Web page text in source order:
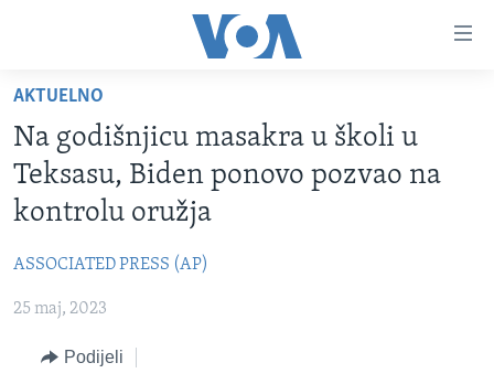
glavni
sadržaj
Pređi
na
glavnu
Idi
na
pretragu
TV PROGRAM
VIDEO
FOTOGRAFIJE DANA
SJEDINJENE AMERIČKE DRŽAVE
BOSNA I HERCEGOVINA
SVIJET
NAUKA I TEHNOLOGIJA
SPECIJALNI PROJEKTI
KORUPCIJA
AKTUELNO
Na godišnjicu masakra u školi u
Teksasu, Biden ponovo pozvao na
kontrolu oružja
ASSOCIATED PRESS (AP)
25 maj, 2023
Podijeli